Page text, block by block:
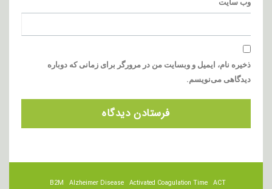
وب‌ سایت
ذخیره نام، ایمیل و وبسایت من در مرورگر برای زمانی که دوباره
دیدگاهی می‌نویسم.
ACT
Activated Coagulation Time
Alzheimer Disease
B2M